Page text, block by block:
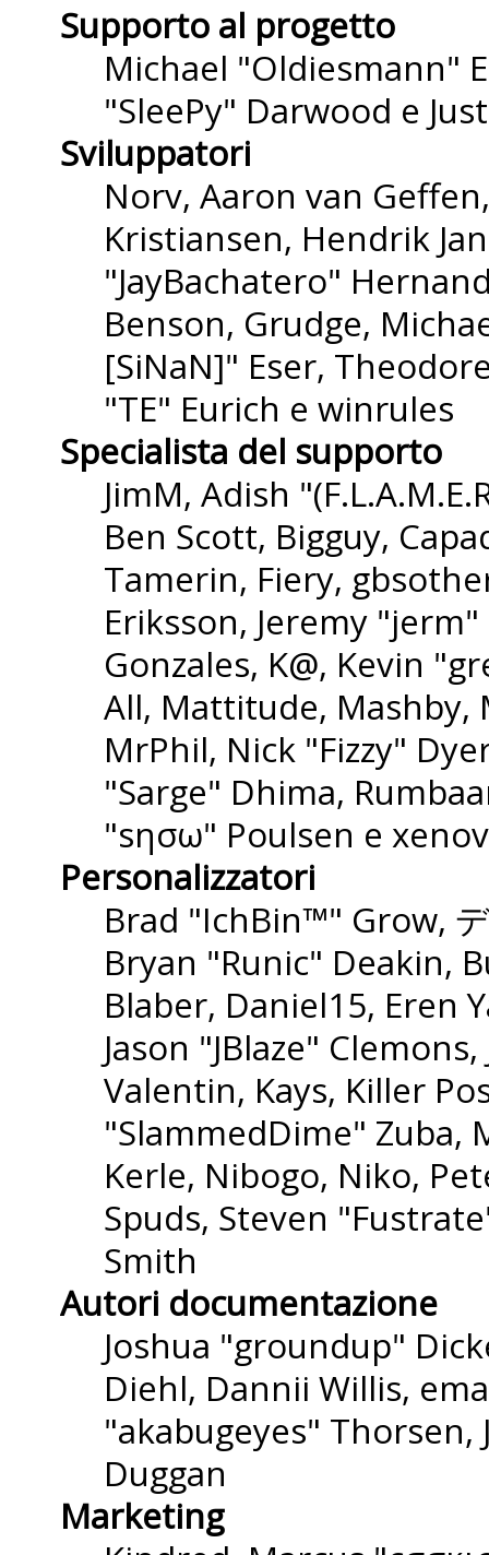
Supporto al progetto
Michael "Oldiesmann"
"SleePy" Darwood e
Sviluppatori
Norv, Aaron van
Kristiansen, Hendrik
"JayBachatero"
Benson, Grudge,
[SiNaN]" Eser,
"TE" Eurich e winrules
Specialista del supporto
JimM, Adish
Ben Scott, Bigguy,
Tamerin, Fiery,
Eriksson, Jeremy
Gonzales, K@, Kevin
All, Mattitude, Mashby,
MrPhil, Nick "Fizzy"
"Sarge" Dhima,
"sησω" Poulsen e
Personalizzatori
Brad "IchBin™" Grow,
Bryan "Runic" Deakin,
Blaber, Daniel15, Eren
Jason "JBlaze"
Valentin, Kays, Killer
"SlammedDime" Zuba,
Kerle, Nibogo, Niko,
Spuds, Steven
Smith
Autori documentazione
Joshua "groundup"
Diehl, Dannii Willis,
"akabugeyes" Thorsen,
Duggan
Marketing